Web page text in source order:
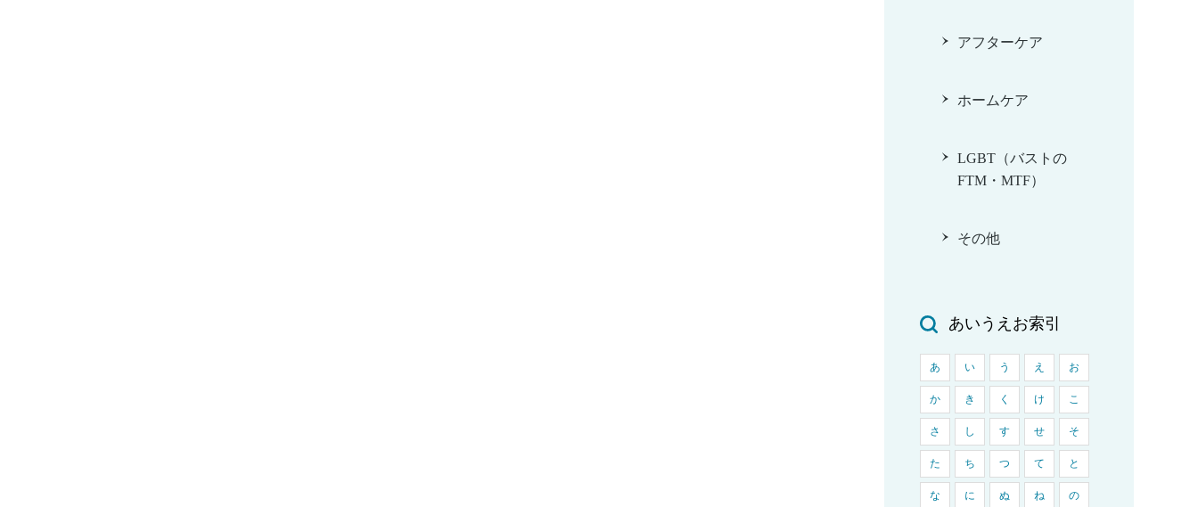
アフターケア
ホームケア
LGBT（バストの
FTM・MTF）
その他
あいうえお索引
あ い う え お
か き く け こ
さ し す せ そ
た ち つ て と
な に ぬ ね の